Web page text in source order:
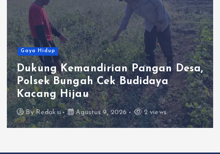
Gaya Hidup
Dukung Kemandirian Pangan Desa,
Polsek Bungah Cek Budidaya
Kacang Hijau
ByRedaksi Agustus 9, 2026 2 views